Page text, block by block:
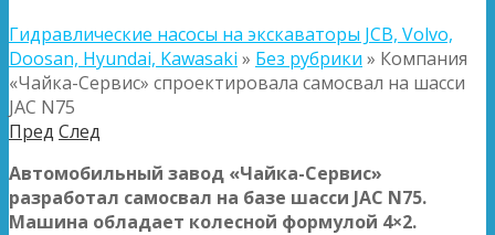
Гидравлические насосы на экскаваторы JCB, Volvo,
Doosan, Hyundai, Kawasaki » Без рубрики » Компания
«Чайка-Сервис» спроектировала самосвал на шасси
JAC N75
Пред След
Автомобильный завод «Чайка-Сервис»
разработал самосвал на базе шасси JAC N75.
Машина обладает колесной формулой 4×2.